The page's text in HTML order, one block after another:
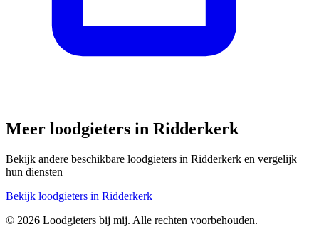
Meer loodgieters in Ridderkerk
Bekijk andere beschikbare loodgieters in Ridderkerk en vergelijk
hun diensten
Bekijk loodgieters in Ridderkerk
© 2026 Loodgieters bij mij. Alle rechten voorbehouden.